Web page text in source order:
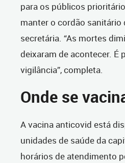
para os públicos
manter o cordão sanitário
secretária. “As mortes
deixaram de acontecer. É
vigilância”, completa.
Onde se
A vacina anticovid está
unidades de saúde da
horários de atendimento